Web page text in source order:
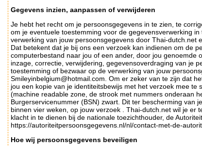
Gegevens inzien, aanpassen of verwijderen
Je hebt het recht om je persoonsgegevens in te zien, te
om je eventuele toestemming voor de gegevensverwerking
verwerking van jouw persoonsgegevens door Thai-dutch.net
Dat betekent dat je bij ons een verzoek kan indienen om de
computerbestand naar jou of een ander, door jou genoemde
inzage, correctie, verwijdering, gegevensoverdraging van je
toestemming of bezwaar op de verwerking van jouw
Smileyinbelgium@hotmail.com. Om er zeker van te zijn dat
jou een kopie van je identiteitsbewijs met het verzoek mee
(machine readable zone, de strook met nummers onderaan
Burgerservicenummer (BSN) zwart. Dit ter bescherming van
binnen vier weken, op jouw verzoek . Thai-dutch.net wil je er
klacht in te dienen bij de nationale toezichthouder, de
https://autoriteitpersoonsgegevens.nl/nl/contact-met-de-
Hoe wij persoonsgegevens beveiligen